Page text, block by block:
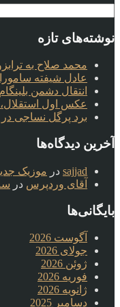
نوشته‌های تازه
محمد صلاح به
عادل شیفته
انتقال دشمن
عکس اول استقلال،
برد پرگل نساجی
آخرین دیدگاه‌ها
sajjad در موزیک
آقای وردپرس در
بایگانی‌ها
آگوست 2026
جولای 2026
ژوئن 2026
فوریه 2026
ژانویه 2026
دسامبر 2025